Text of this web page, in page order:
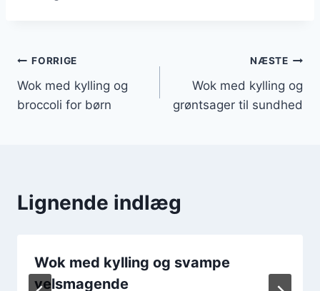
Indlægsnavigation
FORRIGE
Wok med kylling og
broccoli for børn
NÆSTE
Wok med kylling og
grøntsager til sundhed
Lignende indlæg
Wok med kylling og svampe
velsmagende